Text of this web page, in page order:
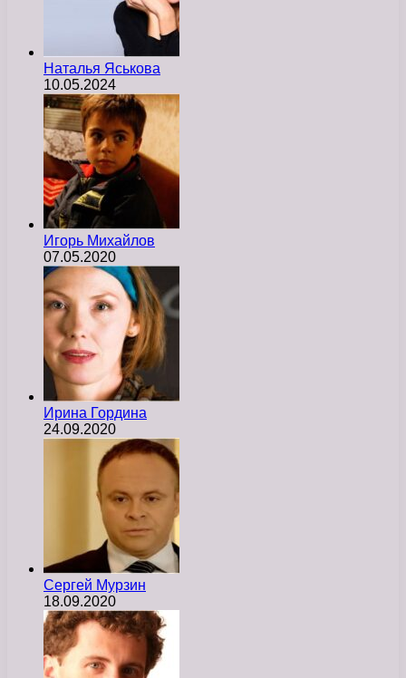
Наталья Яськова
10.05.2024
Игорь Михайлов
07.05.2020
Ирина Гордина
24.09.2020
Сергей Мурзин
18.09.2020